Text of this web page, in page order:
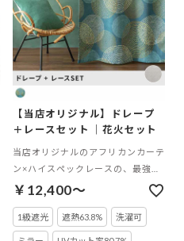
【当店オリジナル】ドレープ
＋レースセット ｜花火セット
当店オリジナルのアフリカンカーテ
ン×ハイスペックレースの、最強コ
ンビ
￥12,400～
1級遮光 遮熱63.8% 洗濯可